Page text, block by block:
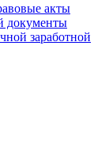
акты
документы
заработной